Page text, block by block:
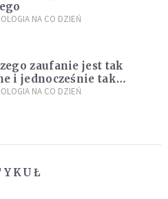
NA CO DZIEŃ
zaufanie jest tak
i jednocześnie tak
NA CO DZIEŃ